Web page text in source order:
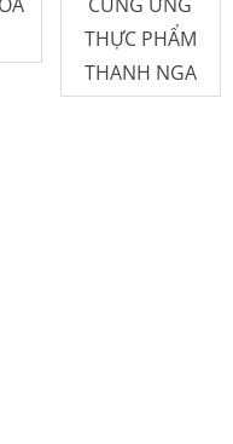
CUNG ỨNG
THỰC PHẨM
THANH NGA